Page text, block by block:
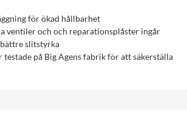
för ökad hållbarhet
ventiler och och reparationsplåster ingår
slitstyrka
testade på Big Agens fabrik för att säkerställa